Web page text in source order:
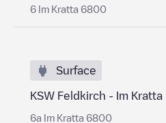
6 Im Kratta 6800
Surface
KSW Feldkirch - Im Kratta
6a Im Kratta 6800